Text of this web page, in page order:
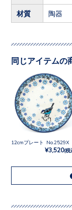
材質 陶器
同じアイテムの
12cmプレート No.2529X
¥3,520(税